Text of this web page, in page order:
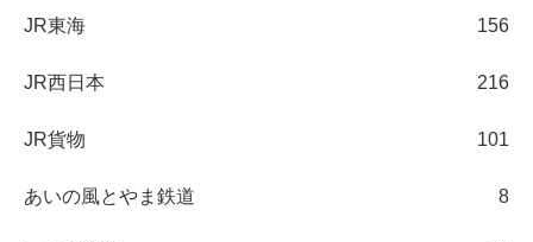
JR東海 156
JR西日本 216
JR貨物 101
あいの風とやま鉄道 8